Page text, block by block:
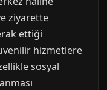
ziyarette
ettiği
hizmetlere
sosyal